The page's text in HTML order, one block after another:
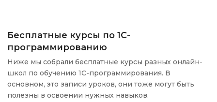
Бесплатные курсы по 1С-
программированию
Ниже мы собрали бесплатные курсы разных онлайн-
школ по обучению 1С-программирования. В
основном, это записи уроков, они тоже могут быть
полезны в освоении нужных навыков.